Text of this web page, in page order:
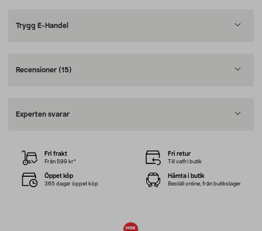
Trygg E-Handel
Recensioner (15)
Experten svarar
Fri frakt
Från 599 kr*
Fri retur
Till valfri butik
Öppet köp
365 dagar öppet köp
Hämta i butik
Beställ online, från butikslager